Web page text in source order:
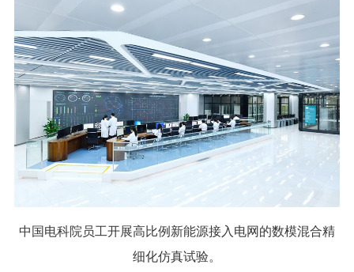
中国电科院员工开展高比例新能源接入电网的数模混合精
细化仿真试验。